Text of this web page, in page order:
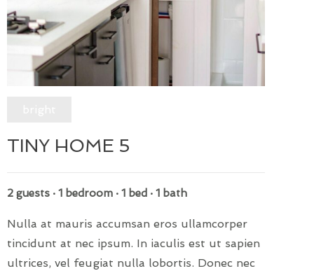
TINY HOME 5
2 guests · 1 bedroom · 1 bed · 1 bath
Nulla at mauris accumsan eros ullamcorper
tincidunt at nec ipsum. In iaculis est ut sapien
ultrices, vel feugiat nulla lobortis. Donec nec